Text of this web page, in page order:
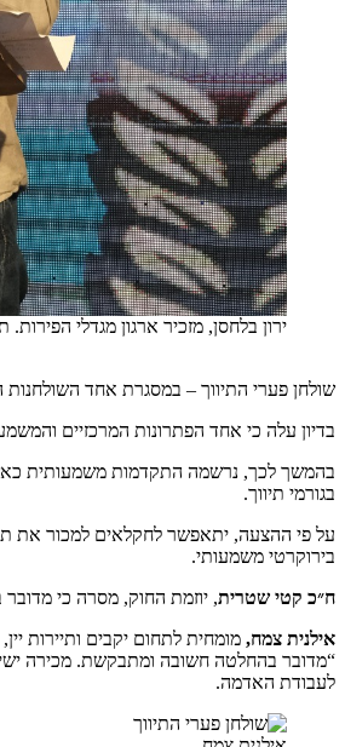
ירון בלחסן, מזכיר ארגון מגדלי הפירות.
שולחן פערי התיווך – במסגרת אחד השולחנות
בדיון עלה כי אחד הפתרונות המרכזיים
בהמשך לכך, נרשמה התקדמות משמעותית
בגורמי תיווך.
על פי ההצעה, יתאפשר לחקלאים למכור את
בירוקרטי משמעותי.
ח״כ קטי שטרית, יוזמת החוק, מסרה כי
אילנית צמח, מומחית לתחום יקבים ותיירות
“מדובר בהחלטה חשובה ומתבקשת. מכירה
לעבודת האדמה.